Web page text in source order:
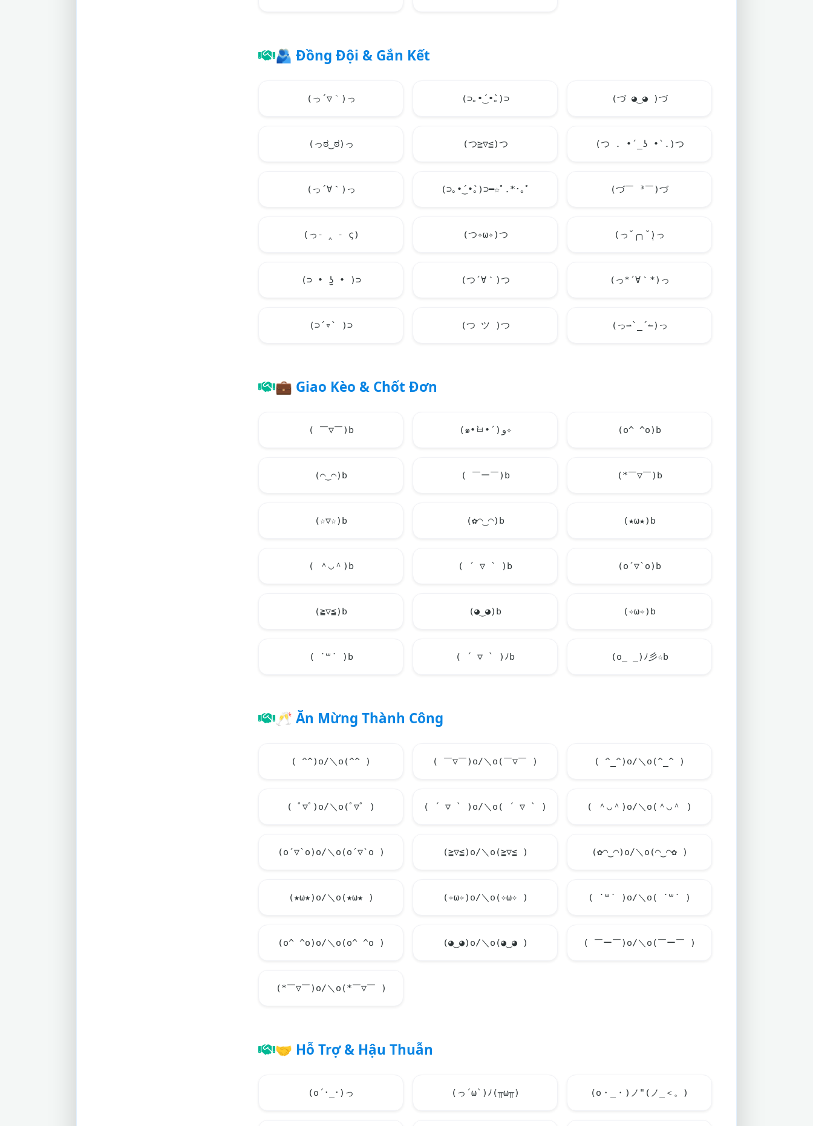
🫂 Đồng Đội & Gắn Kết
(っ´▽｀)っ (⊃｡•́‿•̀｡)⊃ (づ ◕‿◕ )づ
(っಠ‿ಠ)っ (つ≧▽≦)つ (つ . •́ _ʖ •̀ .)つ
(っ´∀｀)っ (⊃｡•́‿•̀｡)⊃━☆ﾟ.*･｡ﾟ (づ￣ ³￣)づ
(っ- ‸ - ς) (つ✧ω✧)つ (っ˘̩╭╮˘̩)っ
(⊃ • ʖ̫ • )⊃ (つ´∀｀)つ (っ*´∀｀*)っ
(⊃´▿` )⊃ (つ ツ )つ (っ⇀`_´↼)っ
💼 Giao Kèo & Chốt Đơn
( ￣▽￣)b (๑•̀ㅂ•́)و✧ (o^ ^o)b
(⌒‿⌒)b ( ￣ー￣)b (*￣▽￣)b
(☆▽☆)b (✿◠‿◠)b (★ω★)b
( ＾◡＾)b ( ´ ▽ ` )b (o´▽`o)b
(≧▽≦)b (◕‿◕)b (✧ω✧)b
( ˙꒳​˙ )b ( ´ ▽ ` )ﾉb (o_ _)ﾉ彡☆b
🥂 Ăn Mừng Thành Công
( ^^)o/＼o(^^ ) ( ￣▽￣)o/＼o(￣▽￣ ) ( ^_^)o/＼o(^_^ )
( ﾟ▽ﾟ)o/＼o(ﾟ▽ﾟ ) ( ´ ▽ ` )o/＼o( ´ ▽ ` ) ( ＾◡＾)o/＼o(＾◡＾ )
(o´▽`o)o/＼o(o´▽`o ) (≧▽≦)o/＼o(≧▽≦ ) (✿◠‿◠)o/＼o(◠‿◠✿ )
(★ω★)o/＼o(★ω★ ) (✧ω✧)o/＼o(✧ω✧ ) ( ˙꒳​˙ )o/＼o( ˙꒳​˙ )
(o^ ^o)o/＼o(o^ ^o ) (◕‿◕)o/＼o(◕‿◕ ) ( ￣ー￣)o/＼o(￣ー￣ )
(*￣▽￣)o/＼o(*￣▽￣ )
🤝 Hỗ Trợ & Hậu Thuẫn
(o´･_･)っ (っ´ω`)ﾉ(╥ω╥) (o・_・)ノ"(ノ_＜。)